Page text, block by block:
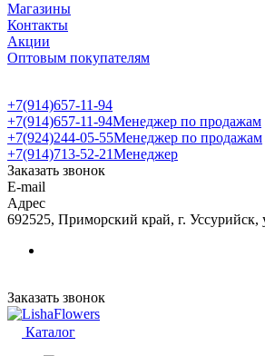
Магазины
Контакты
Акции
Оптовым покупателям
+7(914)657-11-94
+7(914)657-11-94Менеджер по продажам
+7(924)244-05-55Менеджер по продажам
+7(914)713-52-21Менеджер
Заказать звонок
E-mail
Адрес
692525, Приморский край, г. Уссурийск,
Заказать звонок
Каталог